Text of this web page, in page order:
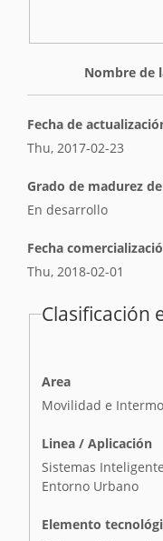
Nombre de
Fecha de
Thu, 2017-02-23
Grado de madurez
En desarrollo
Fecha
Thu, 2018-02-01
Clasificación
Area
Movilidad e
Linea / Aplicación
Sistemas
Entorno Urbano
Elemento